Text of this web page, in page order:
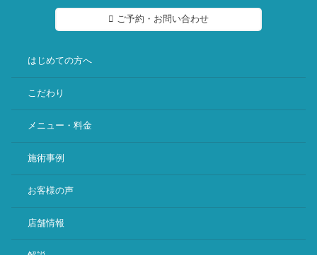
ご予約・お問い合わせ
はじめての方へ
こだわり
メニュー・料金
施術事例
お客様の声
店舗情報